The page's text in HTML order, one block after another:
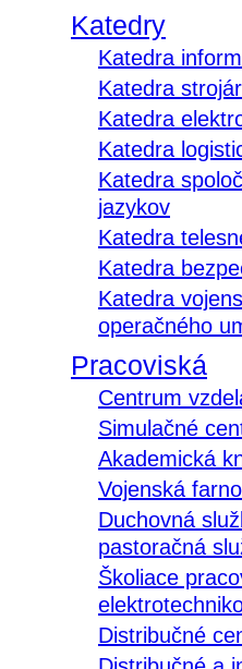
Katedry
Katedra
Katedra
Katedra
Katedra
Katedra
jazykov
Katedra
Katedra
Katedra
operačného
Pracoviská
Centrum
Simulačné
Akademická
Vojenská
Duchovná
pastoračná
Školiace
Distribučné